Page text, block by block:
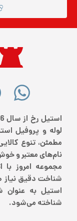
لوله و پروفیل
مطمئن، تنوع
نام‌های معتبر و
مجموعه امروز
شناخت دقیق نیاز
استیل به عنوان
شناخته می‌شود.